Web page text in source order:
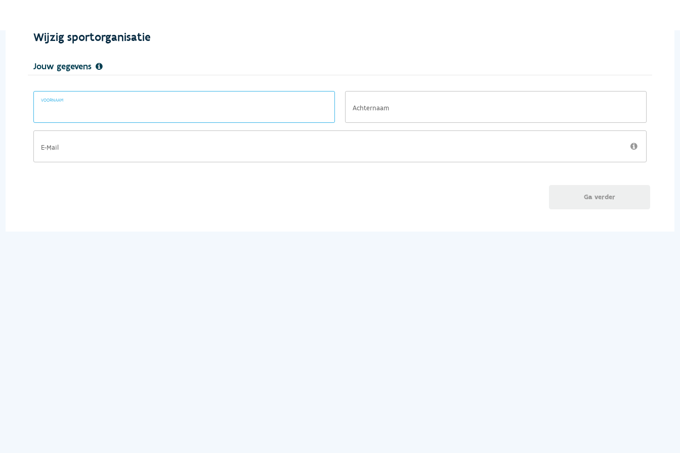
Wijzig sportorganisatie
Jouw gegevens
VOORNAAM
Achternaam
E-Mail
Ga verder